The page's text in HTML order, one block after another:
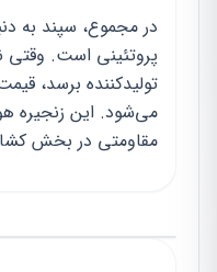
در مجموع، سپند به
پروتئینی است.
تولیدکننده برسد،
می‌شود. این زنجیره
مقاومتی در بخش